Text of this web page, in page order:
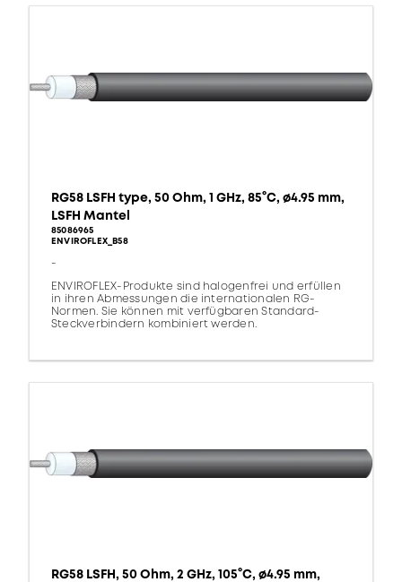
RG58 LSFH type, 50 Ohm, 1 GHz, 85°C, ø4.95 mm,
LSFH Mantel
85086965
ENVIROFLEX_B58
-
ENVIROFLEX-Produkte sind halogenfrei und erfüllen
in ihren Abmessungen die internationalen RG-
Normen. Sie können mit verfügbaren Standard-
Steckverbindern kombiniert werden.
RG58 LSFH, 50 Ohm, 2 GHz, 105°C, ø4.95 mm,